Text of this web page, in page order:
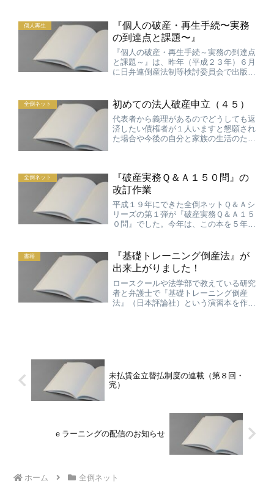
行うことについてはどう考...
個人再生
『個人の破産・再生手続〜実務
の到達点と課題〜』
『個人の破産・再生手続～実務の到達点
と課題～』は、昨年（平成２３年）６月
に日弁連倒産法制等検討委員会で出版し
生シンポジウム〜個人再生の理論と実
務〜」をきっかけに、個人の破...
全倒ネット 初めての法人破産申立（４５）
代表者から義理があるのでどうしても返
済したい債権者が１人いますと懇願され
た場合や今後の自分と家族の生活のため
ーの先生からはこのような...
全倒ネット
『破産実務Ｑ＆Ａ１５０問』の
改訂作業
平成１９年にできた全倒ネットＱ＆Ａシ
リーズの第１弾が『破産実務Ｑ＆Ａ１５
０問』でした。今年は、この本を５年ぶ
ます。前回は、ＭＬの投稿を全部チェッ
クして、テーマごとに仕分け...
書籍
『基礎トレーニング倒産法』が
出来上がりました！
ロースクールや法学部で教えている研究
者と弁護士で『基礎トレーニング倒産
法』（日本評論社）という演習本を作り
未払賃金立替払制度の連載（第８回・
完）
ｅラーニングの配信のお知らせ
ホーム 全倒ネット